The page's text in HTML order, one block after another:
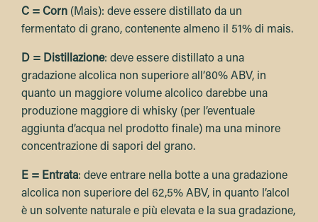
C = Corn (Mais): deve essere distillato da un
fermentato di grano, contenente almeno il 51% di mais.
D = Distillazione: deve essere distillato a una
gradazione alcolica non superiore all’80% ABV, in
quanto un maggiore volume alcolico darebbe una
produzione maggiore di whisky (per l’eventuale
aggiunta d’acqua nel prodotto finale) ma una minore
concentrazione di sapori del grano.
E = Entrata: deve entrare nella botte a una gradazione
alcolica non superiore del 62,5% ABV, in quanto l’alcol
è un solvente naturale e più elevata e la sua gradazione,